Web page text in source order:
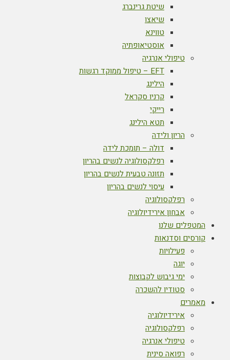
שיטת גרינברג
שיאצו
טווינא
אוסטיאופתיה
טיפולי אנרגיה
EFT – טיפול ממוקד רגשות
הילינג
קרניו סקראל
רייקי
תטא הילינג
הריון ולידה
דולה – תומכת לידה
רפלקסולוגיה לנשים בהריון
תזונה טבעית לנשים בהריון
עיסוי לנשים בהריון
רפלקסולוגיה
אבחון אירידיולוגיה
המטפלים שלנו
קורסים וסדנאות
פעילויות
יוגה
ימי גיבוש לקבוצות
סטודיו להשכרה
מאמרים
אירידיולוגיה
רפלקסולוגיה
טיפולי אנרגיה
רפואה סינית